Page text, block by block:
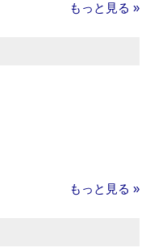
もっと見る »
もっと見る »